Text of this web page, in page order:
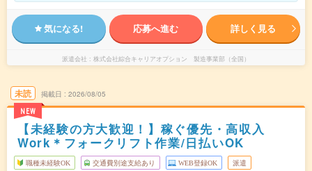
気になる! 応募へ進む 詳しく見る
派遣会社 株式会社綜合キャリアオプション 製造事業部（全国）
未読
NEW
掲載日 2026/08/05
【未経験の方大歓迎！】稼ぐ優先・高収入
Work＊フォークリフト作業/日払いOK
職種未経験OK 交通費別途支給あり WEB登録OK 派遣